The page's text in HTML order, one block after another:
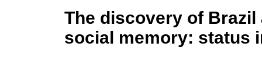
The discovery of Brazil
social memory: status